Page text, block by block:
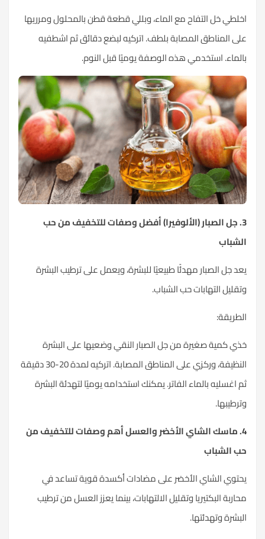
خل التفاحمع الماء، وبللي قطعة قطن بالمحلول ومرريها
المناطق المصابة بلطف. اتركيه لبضع دقائق ثم اشطفيه
استخدمي هذه الوصفة يوميًا قبل النوم.
3. جل الصبار (الألوفيرا) أفضل وصفات للتخفيف من حب
جل الصبار مهدئًا طبيعيًا للبشرة، ويعمل على ترطيب البشرة
التهابات حب الشباب.
كمية صغيرة من جل الصبار النقي وضعيها على البشرة
النظيفة، وركزي على المناطق المصابة. اتركيه لمدة 20-30 دقيقة
اغسليه بالماء الفاتر. يمكنك استخدامه يوميًا لتهدئة البشرة
4. ماسك الشاي الأخضر والعسل أهم وصفات للتخفيف من
الشباب
الشاي الأخضر على مضادات أكسدة قوية تساعد في
البكتيريا وتقليل الالتهابات، بينما يعزز العسل منترطيب
وتهدئتها.